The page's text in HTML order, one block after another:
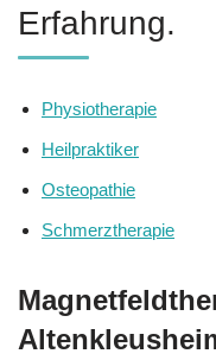
Erfahrung.
Physiotherapie
Heilpraktiker
Osteopathie
Schmerztherapie